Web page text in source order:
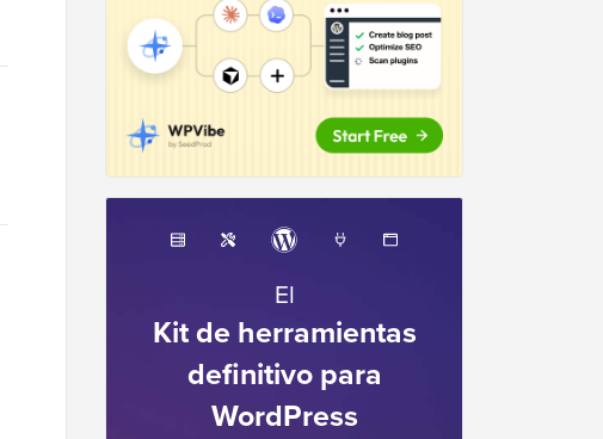
El
Kit de herramientas
definitivo para
WordPress